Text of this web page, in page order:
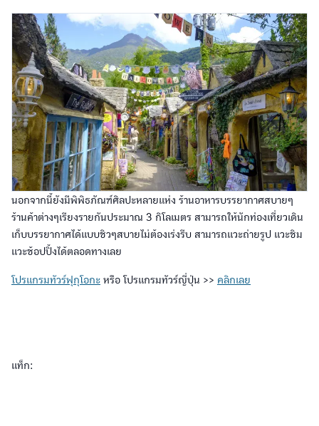
นอกจากนี้ยังมีพิพิธภัณฑ์ศิลปะหลายแห่ง ร้านอาหารบรรยากาศสบายๆ
ร้านค้าต่างๆเรียงรายกันประมาณ 3 กิโลเมตร สามารถให้นักท่องเที่ยวเดิน
เก็บบรรยากาศได้แบบชิวๆสบายไม่ต้องเร่งรีบ สามารถแวะถ่ายรูป แวะชิม
แวะช้อปปิ้งได้ตลอดทางเลย
โปรแกรมทัวร์ฟุกุโอกะ หรือ โปรแกรมทัวร์ญี่ปุ่น >> คลิกเลย
แท็ก: